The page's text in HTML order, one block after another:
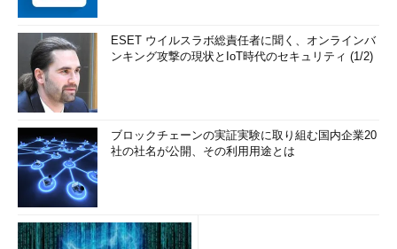
ESET ウイルスラボ総責任者に聞く、オンラインバ
ンキング攻撃の現状とIoT時代のセキュリティ (1/2)
ブロックチェーンの実証実験に取り組む国内企業20
社の社名が公開、その利用用途とは